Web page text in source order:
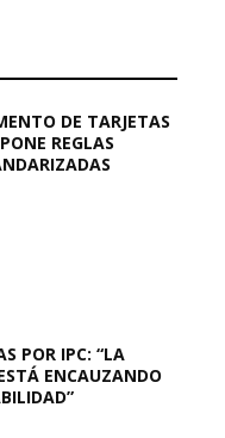
DE TARJETAS
REGLAS
POR IPC: “LA
ENCAUZANDO